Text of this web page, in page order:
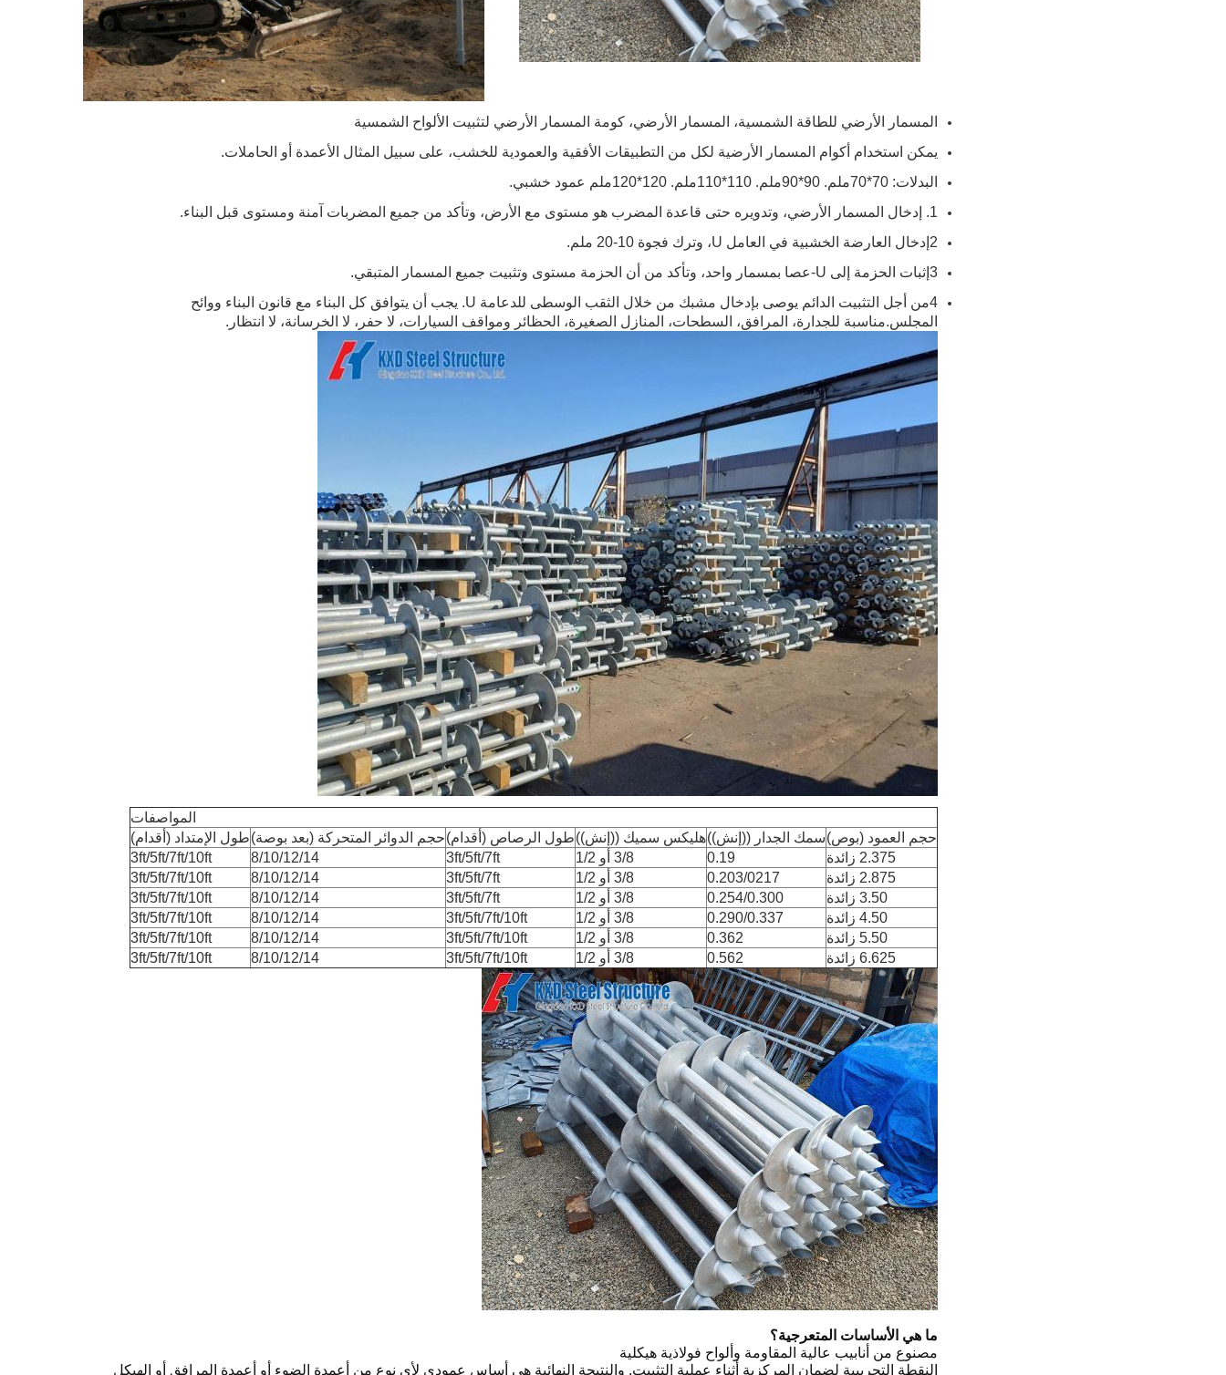
المسمار الأرضي للطاقة الشمسية، المسمار الأرضي، كومة المسمار الأرضي لتثبيت الألواح الشمسية
يمكن استخدام أكوام المسمار الأرضية لكل من التطبيقات الأفقية والعمودية للخشب، على سبيل المثال الأعمدة أو الحاملات.
البدلات: 70*70ملم. 90*90ملم. 110*110ملم. 120*120ملم عمود خشبي.
1. إدخال المسمار الأرضي، وتدويره حتى قاعدة المضرب هو مستوى مع الأرض، وتأكد من جميع المضربات آمنة ومستوى قبل البناء.
2إدخال العارضة الخشبية في العامل U، وترك فجوة 10-20 ملم.
3إثبات الحزمة إلى U-عصا بمسمار واحد، وتأكد من أن الحزمة مستوى وتثبيت جميع المسمار المتبقي.
4من أجل التثبيت الدائم يوصى بإدخال مشبك من خلال الثقب الوسطى للدعامة U. يجب أن يتوافق كل البناء مع قانون البناء ووائح
المجلس.مناسبة للجدارة، المرافق، السطحات، المنازل الصغيرة، الحظائر ومواقف السيارات، لا حفر، لا الخرسانة، لا انتظار.
المواصفات
حجم العمود (بوص)سمك الجدار ((إنش))هليكس سميك ((إنش))طول الرصاص (أقدام)حجم الدوائر المتحركة (بعد بوصة)طول الإمتداد (أقدام)
2.375 زائدة
0.19 3/8 أو 1/2 3ft/5ft/7ft
8/10/12/14
3ft/5ft/7ft/10ft
2.875 زائدة
0.203/0217 3/8 أو 1/2 3ft/5ft/7ft
8/10/12/14
3ft/5ft/7ft/10ft
3.50 زائدة
0.254/0.300 3/8 أو 1/2 3ft/5ft/7ft
8/10/12/14
3ft/5ft/7ft/10ft
4.50 زائدة
0.290/0.337 3/8 أو 1/2 3ft/5ft/7ft/10ft
8/10/12/14
3ft/5ft/7ft/10ft
5.50 زائدة
0.362 3/8 أو 1/2 3ft/5ft/7ft/10ft
8/10/12/14
3ft/5ft/7ft/10ft
6.625 زائدة
0.562 3/8 أو 1/2 3ft/5ft/7ft/10ft
8/10/12/14
3ft/5ft/7ft/10ft
ما هي الأساسات المتعرجية؟
مصنوع من أنابيب عالية المقاومة وألواح فولاذية هيكلية
النقطة التجريبية لضمان المركزية أثناء عملية التثبيت. والنتيجة النهائية هي أساس عمودي لأي نوع من أعمدة الضوء أو أعمدة المرافق أو الهيكل